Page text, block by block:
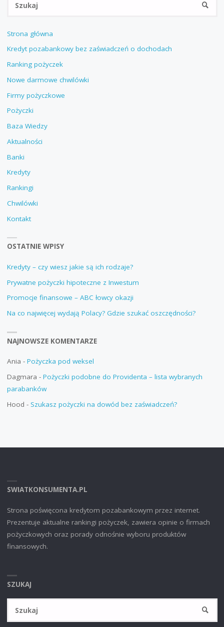
Strona główna
Kredyt pozabankowy bez zaświadczeń o dochodach
Ranking pożyczek
Nowe darmowe chwilówki
Firmy pożyczkowe
Pożyczki
Baza Wiedzy
Aktualności
Banki
Kredyty
Rankingi
Chwilówki
Kontakt
OSTATNIE WPISY
Kredyty – czy wiesz jakie są ich rodzaje?
Prywatne pożyczki hipoteczne z Inwestum
Promocje finansowe – ABC łowcy okazji
Na co najwięcej wydają Polacy? Gdzie szukać oszczędności?
NAJNOWSZE KOMENTARZE
Ania - Pożyczka pod weksel
Dagmara - Pożyczki podobne do Providenta – lista wybranych
parabanków
Hood - Szukasz pożyczki na dowód bez zaświadczeń?
SWIATKONSUMENTA.PL
Strona poświęcona kredytom pozabankowym przez internet.
Prezentuje aktualne rankingi pożyczek, zawiera opinie o firmach
pożyczkowych oraz porady odnośnie wyboru produktów
finansowych.
SZUKAJ